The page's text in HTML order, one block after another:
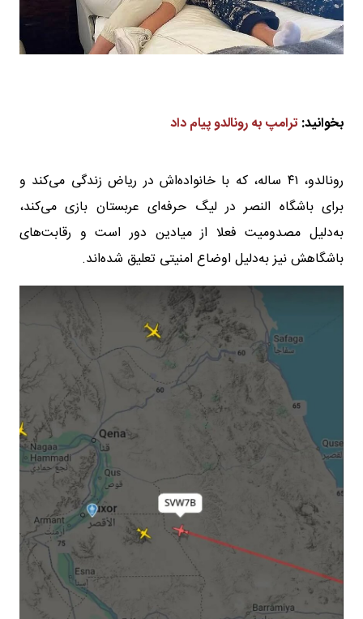
بخوانید: ترامپ به رونالدو پیام داد
رونالدو، ۴۱ ساله، که با خانواده‌اش در ریاض زندگی می‌کند و
برای باشگاه النصر در لیگ حرفه‌ای عربستان بازی می‌کند،
به‌دلیل مصدومیت فعلا از میادین دور است و رقابت‌های
باشگاهش نیز به‌دلیل اوضاع امنیتی تعلیق شده‌اند.